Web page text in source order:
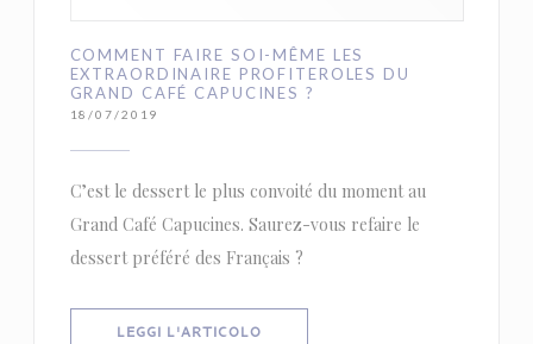
COMMENT FAIRE SOI-MÊME LES
EXTRAORDINAIRE PROFITEROLES DU
GRAND CAFÉ CAPUCINES ?
18/07/2019
C’est le dessert le plus convoité du moment au
Grand Café Capucines. Saurez-vous refaire le
dessert préféré des Français ?
LEGGI L'ARTICOLO((APRE UNA NUOVA FINESTRA))